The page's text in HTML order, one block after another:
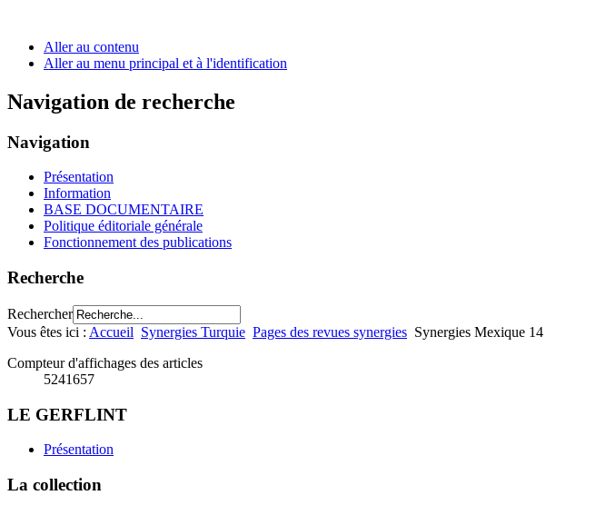
Aller au contenu
Aller au menu principal et à l'identification
Navigation de recherche
Navigation
Présentation
Information
BASE DOCUMENTAIRE
Politique éditoriale générale
Fonctionnement des publications
Recherche
Rechercher
Vous êtes ici : Accueil Synergies Turquie Pages des revues synergies Synergies Mexique 14
Compteur d'affichages des articles
5241657
LE GERFLINT
Présentation
La collection